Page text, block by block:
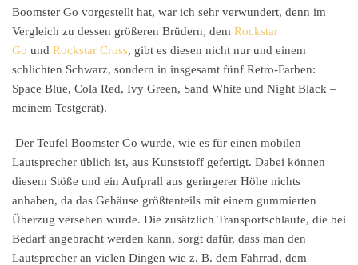
Boomster Go vorgestellt hat, war ich sehr verwundert, denn im
Vergleich zu dessen größeren Brüdern, dem Rockstar
Go und Rockstar Cross, gibt es diesen nicht nur und einem
schlichten Schwarz, sondern in insgesamt fünf Retro-Farben:
Space Blue, Cola Red, Ivy Green, Sand White und Night Black –
meinem Testgerät).
Der Teufel Boomster Go wurde, wie es für einen mobilen
Lautsprecher üblich ist, aus Kunststoff gefertigt. Dabei können
diesem Stöße und ein Aufprall aus geringerer Höhe nichts
anhaben, da das Gehäuse größtenteils mit einem gummierten
Überzug versehen wurde. Die zusätzlich Transportschlaufe, die bei
Bedarf angebracht werden kann, sorgt dafür, dass man den
Lautsprecher an vielen Dingen wie z. B. dem Fahrrad, dem